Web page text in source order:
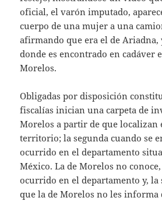
oficial, el varón imputado,
cuerpo de una mujer a una
afirmando que era el de Ariadna,
donde es encontrado en cadáver
Morelos.
Obligadas por disposición
fiscalías inician una carpeta de
Morelos a partir de que localizan
territorio; la segunda cuando se
ocurrido en el departamento
México. La de Morelos no
ocurrido en el departamento y, la
que la de Morelos no les informa